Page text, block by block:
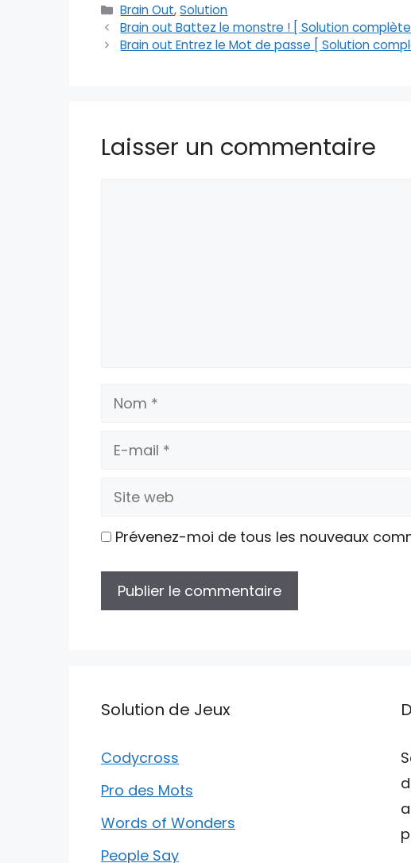
Catégories
Brain Out,Solution
Brain out Battez le monstre ! [ Solution complète ]
Brain out Entrez le Mot de passe [ Solution
Laisser un commentaire
Nom
E-
Site
Prévenez-moi de tous les nouveaux
Solution de Jeux
Codycross
Pro des Mots
Words of Wonders
People Say